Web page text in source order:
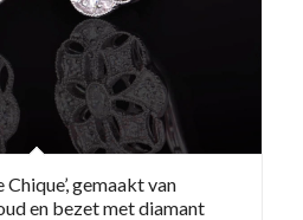
gemaakt van
en bezet met diamant